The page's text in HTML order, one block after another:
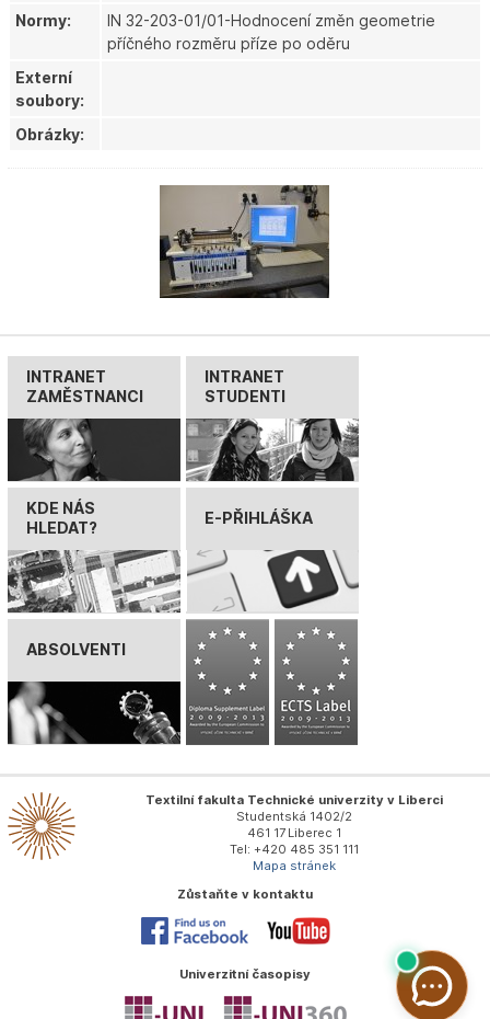
Normy:
IN 32-203-01/01-Hodnocení změn geometrie
příčného rozměru příze po oděru
Externí
soubory:
Obrázky:
INTRANET
ZAMĚSTNANCI
INTRANET
STUDENTI
KDE NÁS
HLEDAT?
E-PŘIHLÁŠKA
ABSOLVENTI
Textilní fakulta Technické univerzity v Liberci
Studentská 1402/2
461 17 Liberec 1
Tel: +420 485 351 111
Mapa stránek
Zůstaňte v kontaktu
Univerzitní časopisy